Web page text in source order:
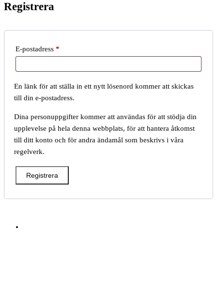
Registrera
E-postadress *
En länk för att ställa in ett nytt lösenord kommer att skickas
till din e-postadress.
Dina personuppgifter kommer att användas för att stödja din
upplevelse på hela denna webbplats, för att hantera åtkomst
till ditt konto och för andra ändamål som beskrivs i våra
regelverk.
Registrera